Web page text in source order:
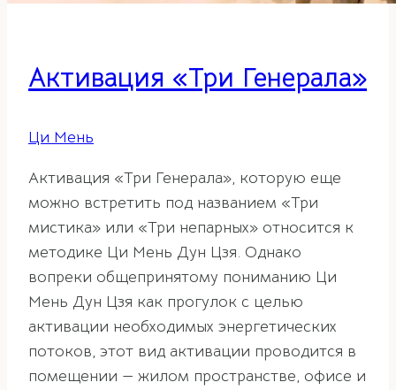
Активация «Три Генерала»
Ци Мень
Активация «Три Генерала», которую еще
можно встретить под названием «Три
мистика» или «Три непарных» относится к
методике Ци Мень Дун Цзя. Однако
вопреки общепринятому пониманию Ци
Мень Дун Цзя как прогулок с целью
активации необходимых энергетических
потоков, этот вид активации проводится в
помещении — жилом пространстве, офисе и